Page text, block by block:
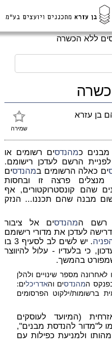
ללא הכשרה
שמירה
בן עזרא
מבנים כמהנדסים רשומים או
הרשם לעדכן רישומם.
ים כאלה הרשומים במהנדסים
מנצלים פרצה זו ובחסות
שהם קונסטרוקטורים, אף
מבנה שהם תכננו... הנזק
מהנדסים אל ציבור
לעדכן את מדורי רישומם
. יש לשים לב לסעיף 3 בו
כי בלעדיו - עלול להיווצר
בהמשך.
מספר שינויים ולהלן
המהנדסים והאדריכלים:
ברשומות/ילקוט הפרסומים
(המיועד לעוסקים
ל"מדור להנדסת מבנים",
ולמניעת כפילות עם